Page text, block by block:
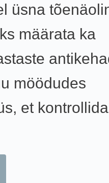
üsna
määrata ka
möödudes
et